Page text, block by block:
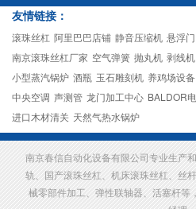
友情链接：
滚珠丝杠 阿里巴巴店铺 静音压缩机 悬浮门
南京滚珠丝杠厂家 空气弹簧 抛丸机 剥线机
小型蒸汽锅炉 酒瓶 玉石雕刻机 养鸡场设备
中央空调 声测管 龙门加工中心 BALDOR
进口木材清关 天然气热水锅炉
南京春信自动化设备有限公司专业生产
轨、国产滚珠丝杠、机床滚珠丝杠、丝
械零部件加工、弹性联轴器、活塞杆